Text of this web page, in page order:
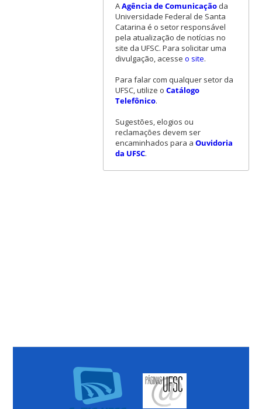
AAgência de Comunicaçãoda
Universidade Federal de Santa
Catarina é o setor responsável
pela atualização de notícias no
site da UFSC. Para solicitar uma
divulgação, acesse o site.
Para falar com qualquer setor da
UFSC, utilize o Catálogo
Telefônico.
Sugestões, elogios ou
reclamações devem ser
encaminhados para a Ouvidoria
da UFSC.